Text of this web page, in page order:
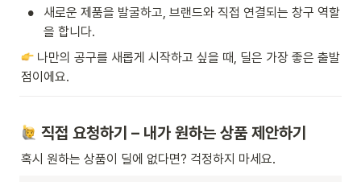
•
새로운 제품을 발굴하고, 브랜드와 직접 연결되는 창구 역할
을 합니다.
나만의 공구를 새롭게 시작하고 싶을 때, 딜은 가장 좋은 출발
점이에요.
직접 요청하기 – 내가 원하는 상품 제안하기
혹시 원하는 상품이 딜에 없다면? 걱정하지 마세요.